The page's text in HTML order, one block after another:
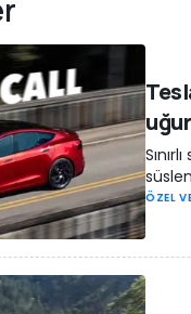
ÖZEL